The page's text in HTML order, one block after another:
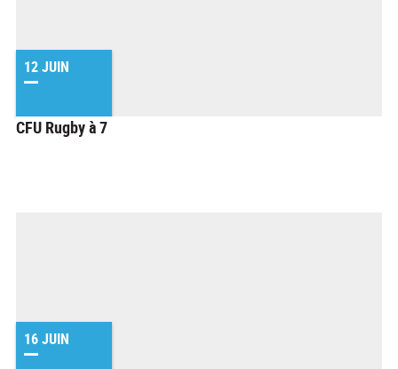
12 JUIN
CFU Rugby à 7
16 JUIN